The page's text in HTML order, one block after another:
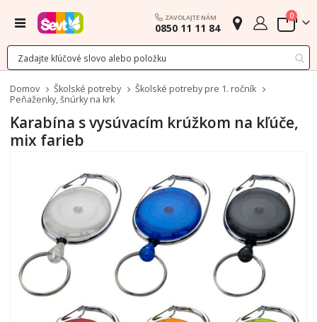
Menu ZAVOLAJTE NÁM
0850 11 11 84 Cart
0
Domov Školské potreby
Školské potreby pre 1. ročník
Peňaženky, šnúrky na krk
Karabína s vysúvacím krúžkom na kľúče,
mix farieb
obrázkov